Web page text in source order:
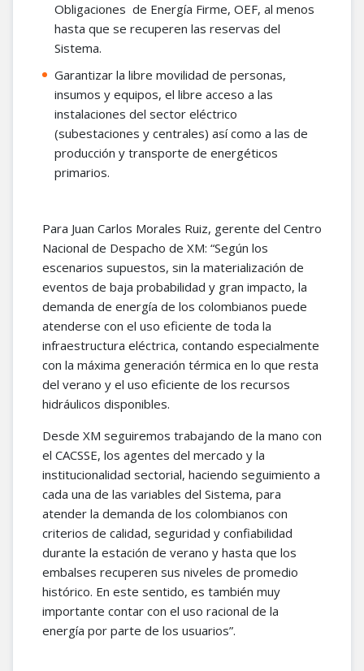
Obligaciones de Energía Firme, OEF, al menos
hasta que se recuperen las reservas del
Sistema.
Garantizar la libre movilidad de personas,
insumos y equipos, el libre acceso a las
instalaciones del sector eléctrico
(subestaciones y centrales) así como a las de
producción y transporte de energéticos
primarios.
Para Juan Carlos Morales Ruiz, gerente del Centro
Nacional de Despacho de XM: “Según los
escenarios supuestos, sin la materialización de
eventos de baja probabilidad y gran impacto, la
demanda de energía de los colombianos puede
atenderse con el uso eficiente de toda la
infraestructura eléctrica, contando especialmente
con la máxima generación térmica en lo que resta
del verano y el uso eficiente de los recursos
hidráulicos disponibles.
Desde XM seguiremos trabajando de la mano con
el CACSSE, los agentes del mercado y la
institucionalidad sectorial, haciendo seguimiento a
cada una de las variables del Sistema, para
atender la demanda de los colombianos con
criterios de calidad, seguridad y confiabilidad
durante la estación de verano y hasta que los
embalses recuperen sus niveles de promedio
histórico. En este sentido, es también muy
importante contar con el uso racional de la
energía por parte de los usuarios”.